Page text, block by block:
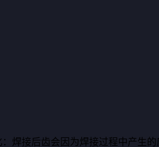
：焊接后齿会因为焊接过程中产生